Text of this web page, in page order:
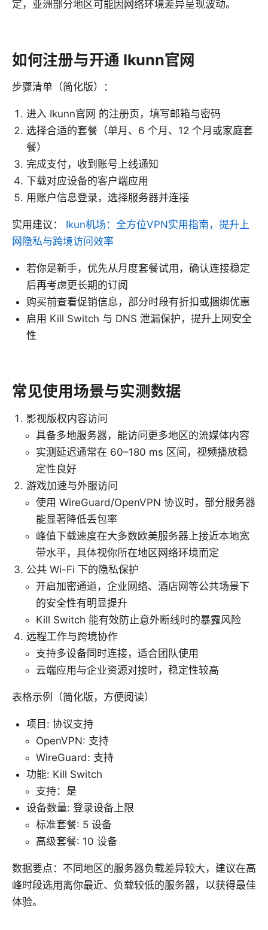
定，亚洲部分地区可能因网络环境差异呈现波动。
如何注册与开通 Ikunn官网
步骤清单（简化版）：
进入 Ikunn官网 的注册页，填写邮箱与密码
选择合适的套餐（单月、6 个月、12 个月或家庭套
餐）
完成支付，收到账号上线通知
下载对应设备的客户端应用
用账户信息登录，选择服务器并连接
实用建议： Ikun机场：全方位VPN实用指南，提升上
网隐私与跨境访问效率
若你是新手，优先从月度套餐试用，确认连接稳定
后再考虑更长期的订阅
购买前查看促销信息，部分时段有折扣或捆绑优惠
启用 Kill Switch 与 DNS 泄漏保护，提升上网安全
性
常见使用场景与实测数据
影视版权内容访问
具备多地服务器，能访问更多地区的流媒体内容
实测延迟通常在 60–180 ms 区间，视频播放稳
定性良好
游戏加速与外服访问
使用 WireGuard/OpenVPN 协议时，部分服务器
能显著降低丢包率
峰值下载速度在大多数欧美服务器上接近本地宽
带水平，具体视你所在地区网络环境而定
公共 Wi-Fi 下的隐私保护
开启加密通道，企业网络、酒店网等公共场景下
的安全性有明显提升
Kill Switch 能有效防止意外断线时的暴露风险
远程工作与跨境协作
支持多设备同时连接，适合团队使用
云端应用与企业资源对接时，稳定性较高
表格示例（简化版，方便阅读）
项目: 协议支持
OpenVPN: 支持
WireGuard: 支持
功能: Kill Switch
支持：是
设备数量: 登录设备上限
标准套餐: 5 设备
高级套餐: 10 设备
数据要点：不同地区的服务器负载差异较大，建议在高
峰时段选用离你最近、负载较低的服务器，以获得最佳
体验。